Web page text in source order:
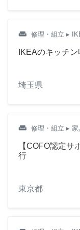
weekend 修理・組立 ▸
IKEAのキッチ
埼玉県
weekend 修理・組立 ▸ 家
【COFO認定
行
東京都